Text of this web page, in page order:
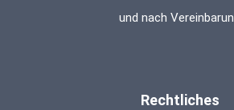
und nach
Rechtliches